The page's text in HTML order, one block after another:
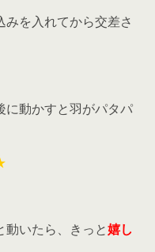
みを入れてから交差さ
に動かすと羽がパタパ
動いたら、きっと嬉し